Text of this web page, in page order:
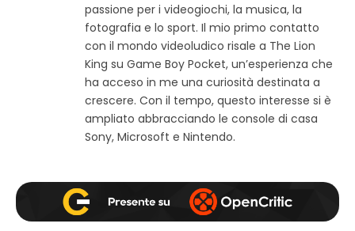
o
w
e
b
k
t
a
a
m
passione per i videogiochi, la musica, la
fotografia e lo sport. Il mio primo contatto
con il mondo videoludico risale a The Lion
King su Game Boy Pocket, un’esperienza che
ha acceso in me una curiosità destinata a
crescere. Con il tempo, questo interesse si è
ampliato abbracciando le console di casa
Sony, Microsoft e Nintendo.